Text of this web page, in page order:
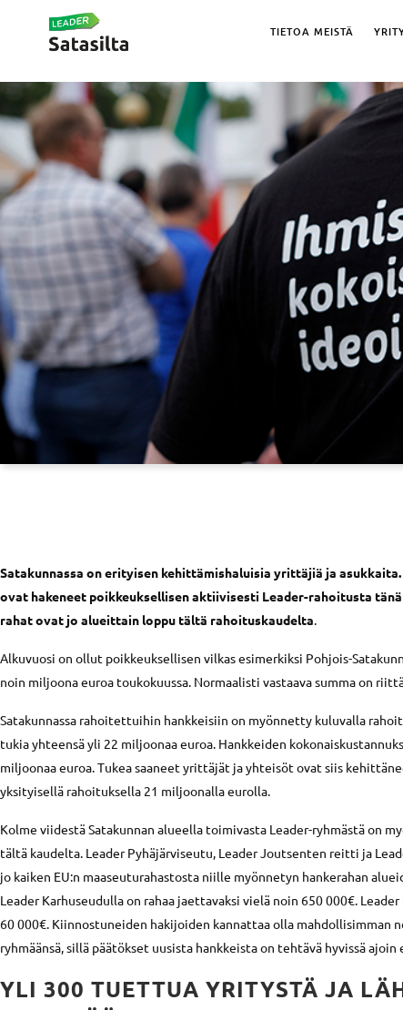
TIETOA MEISTÄ
Satakunnassa on erityisen kehittämishaluisia yrittäjiä ja
ovat hakeneet poikkeuksellisen aktiivisesti Leader-rahoitusta tänä
rahat ovat jo alueittain loppu tältä rahoituskaudelta.
Alkuvuosi on ollut poikkeuksellisen vilkas esimerkiksi Pohjois-
noin miljoona euroa toukokuussa. Normaalisti vastaava summa on
Satakunnassa rahoitettuihin hankkeisiin on myönnetty kuluvalla
tukia yhteensä yli 22 miljoonaa euroa. Hankkeiden
miljoonaa euroa. Tukea saaneet yrittäjät ja yhteisöt ovat siis
yksityisellä rahoituksella 21 miljoonalla eurolla.
Kolme viidestä Satakunnan alueella toimivasta Leader-ryhmästä on
tältä kaudelta. Leader Pyhäjärviseutu, Leader Joutsenten reitti ja
jo kaiken EU:n maaseuturahastosta niille myönnetyn hankerahan
Leader Karhuseudulla on rahaa jaettavaksi vielä noin 650 000€.
60 000€. Kiinnostuneiden hakijoiden kannattaa olla mahdollisimman
ryhmäänsä, sillä päätökset uusista hankkeista on tehtävä hyvissä ajoin
YLI 300 TUETTUA YRITYSTÄ JA